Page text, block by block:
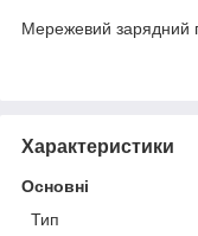
Мережевий зарядний
Характеристики
Основні
Тип